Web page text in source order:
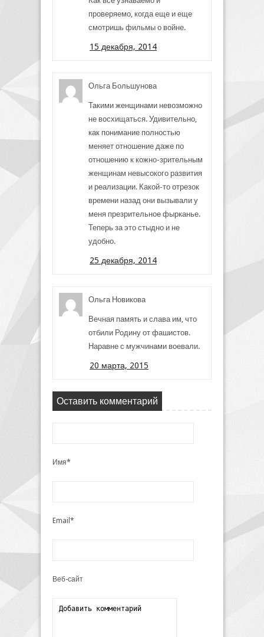
проверяемо, когда еще и еще
смотришь фильмы о войне.
15 декабря, 2014
Ольга Большунова
Такими женщинами невозможно
не восхищаться. Удивительно,
как понимание полностью
меняет отношение даже по
отношению к кожно-зрительным
женщинам невысокого развития
и реализации. Какой-то отрезок
времени назад они вызывали у
меня презрительное фырканье.
Теперь за это стыдно и не
удобно.
25 декабря, 2014
Ольга Новикова
Вечная память и слава им, что
отбили Родину от фашистов.
Наравне с мужчинами воевали.
20 марта, 2015
Оставить комментарий
Имя*
Email*
Веб-сайт